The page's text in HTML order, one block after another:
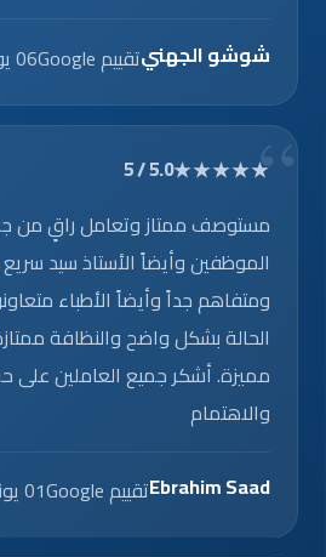
شوشو الجهنيتقييم Google 06 يوليو 2026
★★★★★
5.0 / 5
مستوصف ممتاز وتعامل راقٍ من
الموظفين وأيضاً الأستاذ سيد
ومتفاهم جداً وأيضاً الأطباء
الحالة بشكل واضح والنظافة
مميزة. أشكر جميع العاملين على
والاهتمام
Ebrahim Saadتقييم Google 01 يونيو 2026